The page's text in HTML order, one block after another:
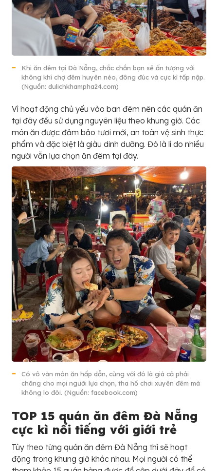
Khi ăn đêm tại Đà Nẵng, chắc chắn bạn sẽ ấn tượng với
không khí chợ đêm huyên néo, đông đúc và cực kì tấp nập.
(Nguồn: dulichkhampha24.com)
Vì hoạt động chủ yếu vào ban đêm nên các quán ăn
tại đây đều sử dụng nguyên liệu theo khung giờ. Các
món ăn được đảm bảo tươi mới, an toàn vệ sinh thực
phẩm và đặc biệt là giàu dinh dưỡng. Đó là lí do nhiều
người vẫn lựa chọn ăn đêm tại đây.
Có vô vàn món ăn hấp dẫn, cùng với đó là giá cả phải
chăng cho mọi người lựa chọn, tha hồ chơi xuyên đêm mà
không lo đói. (Nguồn: facebook.com)
TOP 15 quán ăn đêm Đà Nẵng
cực kì nổi tiếng với giới trẻ
Tùy theo từng quán ăn đêm Đà Nẵng thì sẽ hoạt
động trong khung giờ khác nhau. Mọi người có thể